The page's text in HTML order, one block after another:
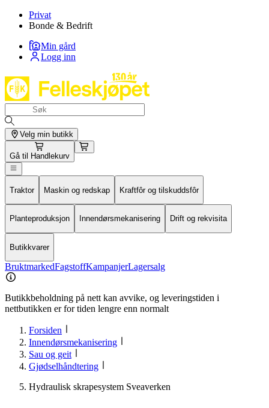
Privat
Bonde & Bedrift
Min gård
Logg inn
Velg min butikk
Gå til Handlekurv
Traktor Maskin og redskap Kraftfôr og tilskuddsfôr
Planteproduksjon Innendørsmekanisering Drift og rekvisita
Butikkvarer
BruktmarkedFagstoffKampanjerLagersalg
Butikkbeholdning på nett kan avvike, og leveringstiden i
nettbutikken er for tiden lengre enn normalt
Forsiden
Innendørsmekanisering
Sau og geit
Gjødselhåndtering
Hydraulisk skrapesystem Sveaverken